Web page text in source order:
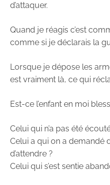
d’attaquer.
Quand je réagis c’est
comme si je déclarais la
Lorsque je dépose les
est vraiment là, ce qui
Est-ce l’enfant en moi
Celui qui n’a pas été
Celui a qui on a demandé
d’attendre ?
Celui qui s’est sentie